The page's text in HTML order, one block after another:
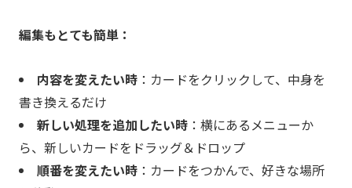
編集もとても簡単：
内容を変えたい時：カードをクリックして、中身を
書き換えるだけ
新しい処理を追加したい時：横にあるメニューか
ら、新しいカードをドラッグ＆ドロップ
順番を変えたい時：カードをつかんで、好きな場所